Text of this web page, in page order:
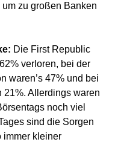
zu großen Banken
Die First Republic
verloren, bei der
waren’s 47% und bei
21%. Allerdings waren
noch viel
sind die Sorgen
immer kleiner